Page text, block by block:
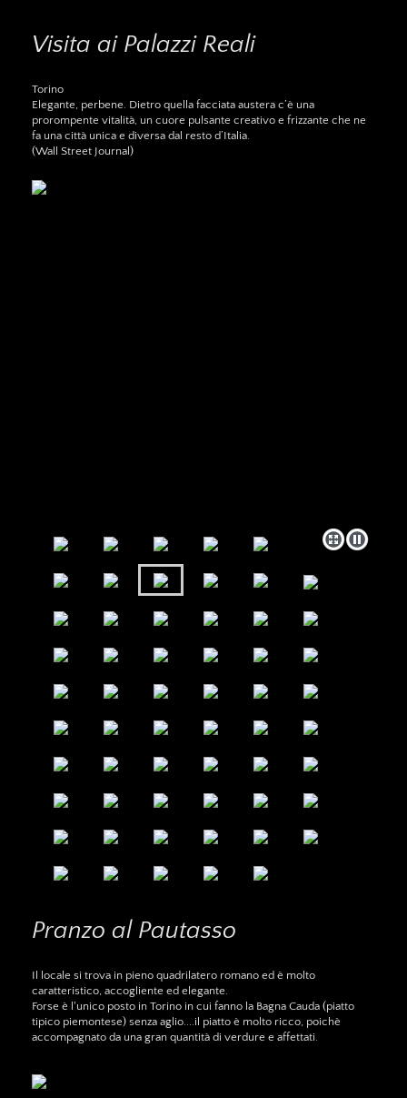
Visita ai Palazzi Reali
Torino
Elegante, perbene. Dietro quella facciata austera c’è una
prorompente vitalità, un cuore pulsante creativo e frizzante che ne
fa una città unica e diversa dal resto d’Italia.
(Wall Street Journal)
Pranzo al Pautasso
Il locale si trova in pieno quadrilatero romano ed è molto
caratteristico, accogliente ed elegante.
Forse è l'unico posto in Torino in cui fanno la Bagna Cauda (piatto
tipico piemontese) senza aglio....il piatto è molto ricco, poichè
accompagnato da una gran quantità di verdure e affettati.